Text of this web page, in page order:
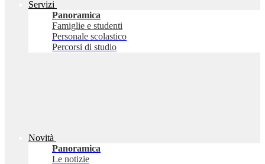
Servizi
Panoramica
Famiglie e studenti
Personale scolastico
Percorsi di studio
Novità
Panoramica
Le notizie